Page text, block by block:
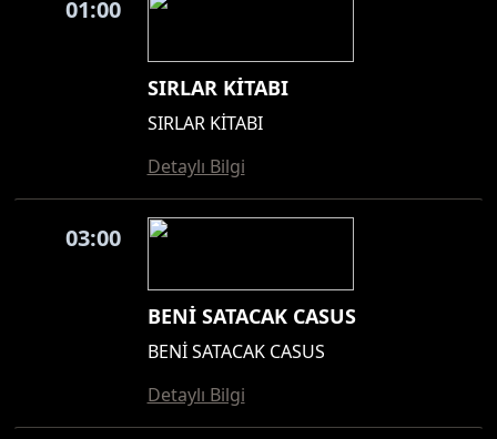
01:00
SIRLAR KİTABI
SIRLAR KİTABI
Detaylı Bilgi
03:00
BENİ SATACAK CASUS
BENİ SATACAK CASUS
Detaylı Bilgi